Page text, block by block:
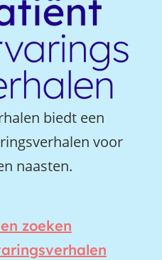
biedt een
voor
naasten.
zoeken